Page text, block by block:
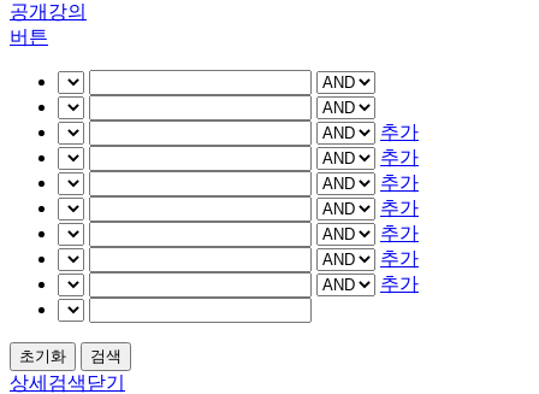
공개강의
버튼
추가
추가
추가
추가
추가
추가
추가
상세검색닫기